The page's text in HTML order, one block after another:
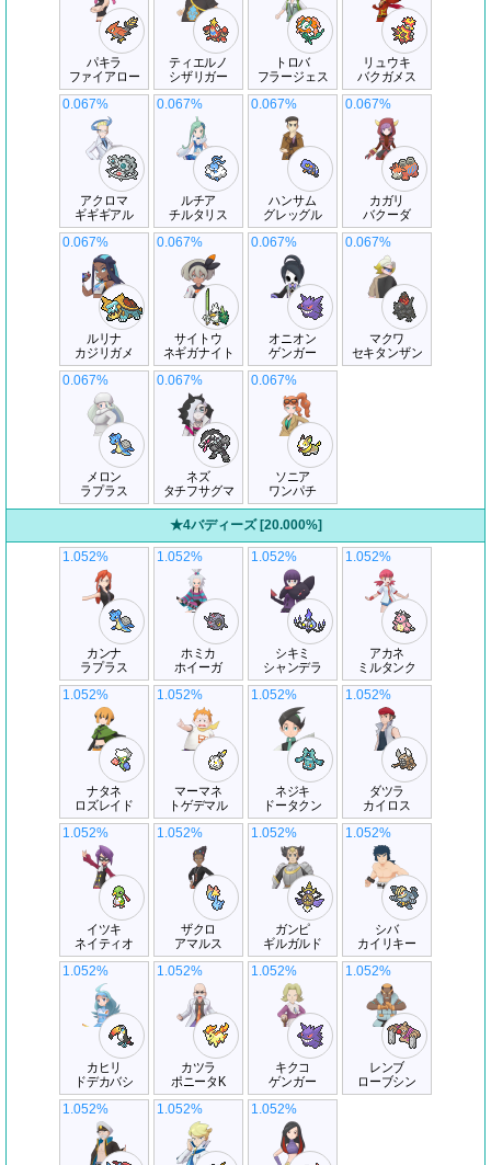
パキラ
ファイアロー
ティエルノ
シザリガー
トロバ
フラージェス
リュウキ
バクガメス
アクロマ
ギギギアル
0.067%
ルチア
チルタリス
0.067%
ハンサム
グレッグル
0.067%
カガリ
バクーダ
0.067%
ルリナ
カジリガメ
0.067%
サイトウ
ネギガナイト
0.067%
オニオン
ゲンガー
0.067%
マクワ
セキタンザン
0.067%
メロン
ラプラス
0.067%
ネズ
タチフサグマ
0.067%
ソニア
ワンパチ
0.067%
★4バディーズ [20.000%]
カンナ
ラプラス
1.052%
ホミカ
ホイーガ
1.052%
シキミ
シャンデラ
1.052%
アカネ
ミルタンク
1.052%
ナタネ
ロズレイド
1.052%
マーマネ
トゲデマル
1.052%
ネジキ
ドータクン
1.052%
ダツラ
カイロス
1.052%
イツキ
ネイティオ
1.052%
ザクロ
アマルス
1.052%
ガンピ
ギルガルド
1.052%
シバ
カイリキー
1.052%
カヒリ
ドデカバシ
1.052%
カツラ
ポニータK
1.052%
キクコ
ゲンガー
1.052%
レンブ
ローブシン
1.052%
1.052% 1.052% 1.052%